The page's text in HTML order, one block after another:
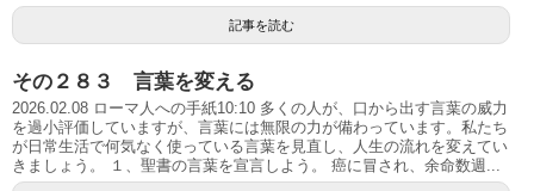
記事を読む
その２８３ 言葉を変える
2026.02.08 ローマ人への手紙10:10 多くの人が、口から出す言葉の威力
を過小評価していますが、言葉には無限の力が備わっています。私たち
が日常生活で何気なく使っている言葉を見直し、人生の流れを変えてい
きましょう。 １、聖書の言葉を宣言しよう。 癌に冒され、余命数週...